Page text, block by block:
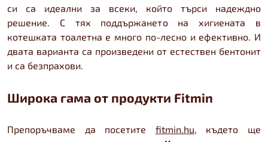
си са идеални за всеки, който търси надеждно
решение. С тях поддържането на хигиената в
котешката тоалетна е много по-лесно и ефективно. И
двата варианта са произведени от естествен бентонит
и са безпрахови.
Широка гама от продукти Fitmin
Препоръчваме да посетите fitmin.hu , където ще